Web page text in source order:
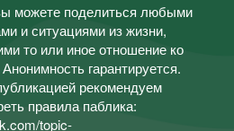
можете поделиться любыми
и ситуациями из жизни,
то или иное отношение ко
гарантируется.
рекомендуем
правила паблика:
topic-